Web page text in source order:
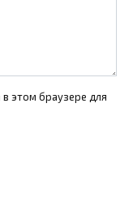
этом браузере для